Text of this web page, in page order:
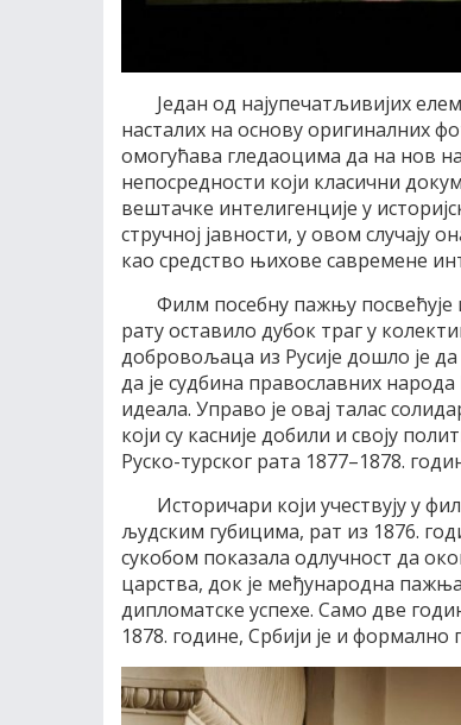
Један од најупечатљивијих
насталих на основу оригиналних
омогућава гледаоцима да на нов
непосредности који класични
вештачке интелигенције у
стручној јавности, у овом случају
као средство њихове савремене
Филм посебну пажњу
рату оставило дубок траг у
добровољаца из Русије дошло је
да је судбина православних
идеала. Управо је овај талас
који су касније добили и своју
Руско-турског рата 1877–1878.
Историчари који учествују у
људским губицима, рат из 1876.
сукобом показала одлучност да
царства, док је међународна
дипломатске успехе. Само две
1878. године, Србији је и формално